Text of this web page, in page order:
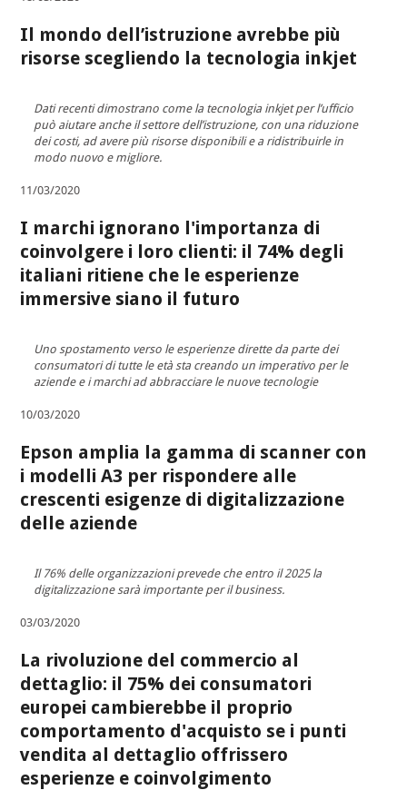
Il mondo dell’istruzione avrebbe più
risorse scegliendo la tecnologia inkjet
Dati recenti dimostrano come la tecnologia inkjet per l’ufficio
può aiutare anche il settore dell’istruzione, con una riduzione
dei costi, ad avere più risorse disponibili e a ridistribuirle in
modo nuovo e migliore.
11/03/2020
I marchi ignorano l'importanza di
coinvolgere i loro clienti: il 74% degli
italiani ritiene che le esperienze
immersive siano il futuro
Uno spostamento verso le esperienze dirette da parte dei
consumatori di tutte le età sta creando un imperativo per le
aziende e i marchi ad abbracciare le nuove tecnologie
10/03/2020
Epson amplia la gamma di scanner con
i modelli A3 per rispondere alle
crescenti esigenze di digitalizzazione
delle aziende
Il 76% delle organizzazioni prevede che entro il 2025 la
digitalizzazione sarà importante per il business.
03/03/2020
La rivoluzione del commercio al
dettaglio: il 75% dei consumatori
europei cambierebbe il proprio
comportamento d'acquisto se i punti
vendita al dettaglio offrissero
esperienze e coinvolgimento